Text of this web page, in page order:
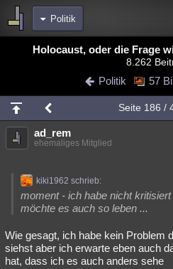
Politik
Bereiche
Blogs
Chat Wiki Neuigkeiten
meine Rubriken
Menschen
Natur Umfragen Unterhaltung
weitere Rubriken
Philosophie Träume Orte
Astronomie Helpdesk Gruppen
Holocaust, oder die Frage
8.262
Politik 57
Seite 186 /
ad_rem
ehemaliges Mitglied
kiki1962 schrieb:
moment - ich habe nicht
möchte es auch so leben ...
Wie gesagt, ich habe kein Problem
siehst aber ich erwarte eben auch
hat, dass ich es auch anders sehe